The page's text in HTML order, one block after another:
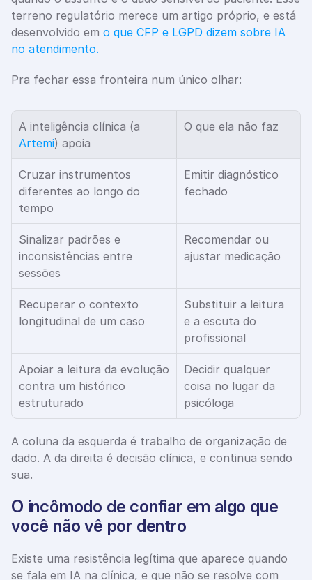
terreno regulatório merece um artigo próprio, e está
desenvolvido em o que CFP e LGPD dizem sobre IA
no atendimento.
Pra fechar essa fronteira num único olhar:
Artemi) apoia
O que ela não faz
Cruzar instrumentos
diferentes ao longo do
tempo
Emitir diagnóstico
fechado
Sinalizar padrões e
inconsistências entre
sessões
Recomendar ou
ajustar medicação
Recuperar o contexto
longitudinal de um caso
Substituir a leitura
e a escuta do
profissional
Apoiar a leitura da evolução
contra um histórico
estruturado
Decidir qualquer
coisa no lugar da
psicóloga
A coluna da esquerda é trabalho de organização de
dado. A da direita é decisão clínica, e continua sendo
sua.
O incômodo de confiar em algo que
você não vê por dentro
Existe uma resistência legítima que aparece quando
se fala em IA na clínica, e que não se resolve com